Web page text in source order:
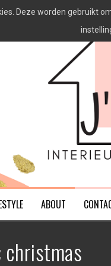
ABOUT
christmas
Deze worden gebruikt